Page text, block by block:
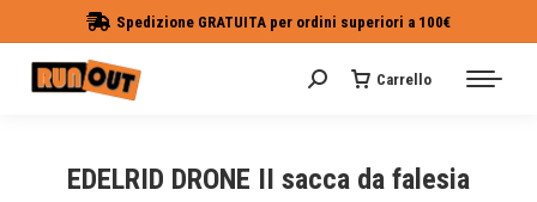
Spedizione GRATUITA per ordini superiori a 100€
Cerca: Carrello
EDELRID DRONE II sacca da falesia